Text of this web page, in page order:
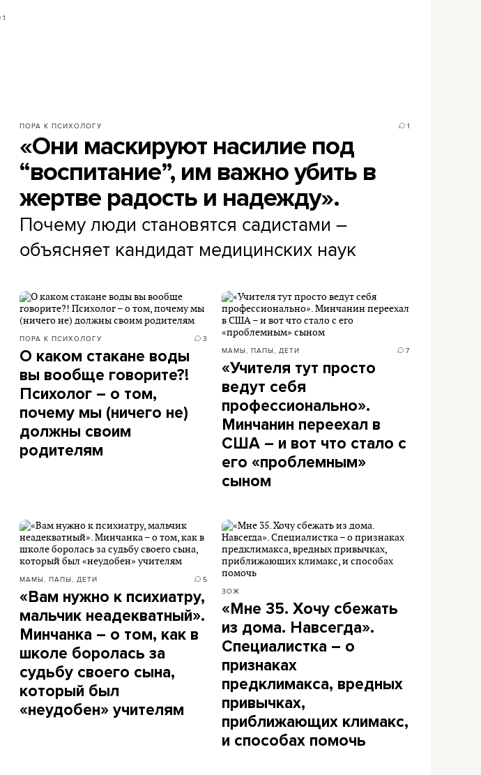
1
ПОРА К ПСИХОЛОГУ 1
«Они маскируют насилие под
“воспитание”, им важно убить в
жертве радость и надежду».
Почему люди становятся садистами –
объясняет кандидат медицинских наук
ПОРА К ПСИХОЛОГУ 3
О каком стакане воды
вы вообще говорите?!
Психолог – о том,
почему мы (ничего не)
должны своим
родителям
МАМЫ, ПАПЫ, ДЕТИ 7
«Учителя тут просто
ведут себя
профессионально».
Минчанин переехал в
США – и вот что стало с
его «проблемным»
сыном
МАМЫ, ПАПЫ, ДЕТИ 5
«Вам нужно к психиатру,
мальчик неадекватный».
Минчанка – о том, как в
школе боролась за
судьбу своего сына,
который был
«неудобен» учителям
ЗОЖ
«Мне 35. Хочу сбежать
из дома. Навсегда».
Специалистка – о
признаках
предклимакса, вредных
привычках,
приближающих климакс,
и способах помочь